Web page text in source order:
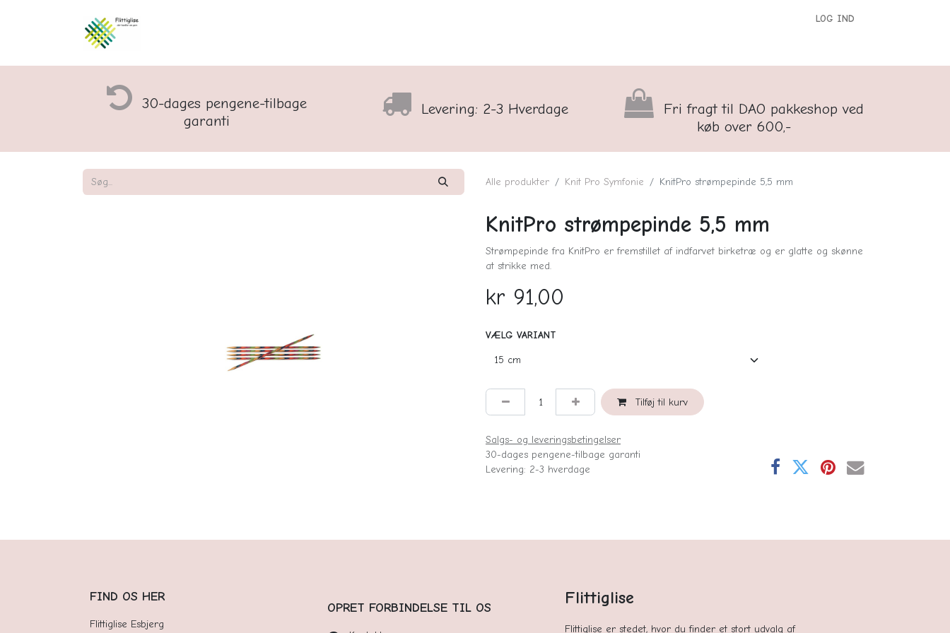
LOG IND
30-dages pengene-tilbage
garanti
Levering: 2-3 Hverdage
Fri fragt til DAO pakkeshop ved
køb over 600,-
Alle produkter Knit Pro Symfonie KnitPro strømpepinde 5,5 mm
KnitPro strømpepinde 5,5 mm
Strømpepinde fra KnitPro er fremstillet af indfarvet birketræ og er glatte og skønne
at strikke med.
kr 91,00
VÆLG VARIANT
Tilføj til kurv
Salgs- og leveringsbetingelser
30-dages pengene-tilbage garanti
Levering: 2-3 hverdage
FIND OS HER
Flittiglise Esbjerg
OPRET FORBINDELSE TIL OS
Flittiglise
Flittiglise er stedet, hvor du finder et stort udvalg af